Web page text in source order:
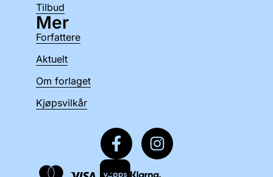
Tilbud
Mer
Forfattere
Aktuelt
Om forlaget
Kjøpsvilkår